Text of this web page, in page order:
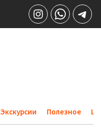
Экскурсии Полезное